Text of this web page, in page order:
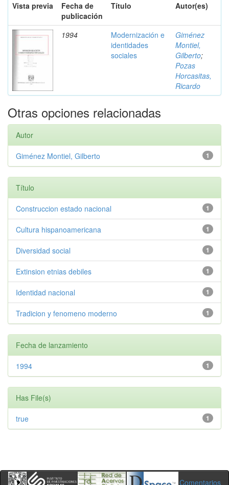
Vista previa
Fecha de
publicación
Título Autor(es)
1994
Modernización e
identidades
sociales
Giménez
Montiel,
Gilberto;
Pozas
Horcasitas,
Ricardo
Otras opciones relacionadas
Autor
1
Giménez Montiel, Gilberto
Título
1
Construccion estado nacional
1
Cultura hispanoamericana
1
Diversidad social
1
Extinsion etnias debiles
1
Identidad nacional
1
Tradicion y fenomeno moderno
Fecha de lanzamiento
1
1994
Has File(s)
1
true
Comentarios